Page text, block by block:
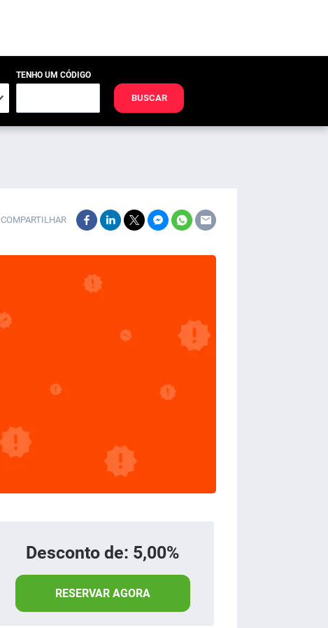
TENHO UM CÓDIGO
BUSCAR
COMPARTILHAR
Desconto de: 5,00%
RESERVAR AGORA